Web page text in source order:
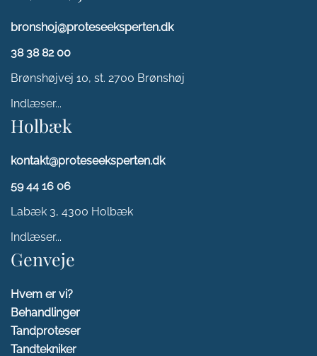
bronshoj@proteseeksperten.dk
38 38 82 00
Brønshøjvej 10, st. 2700 Brønshøj
Indlæser...
Holbæk
kontakt@proteseeksperten.dk
59 44 16 06
Labæk 3, 4300 Holbæk
Indlæser...
Genveje
Hvem er vi?
Behandlinger
Tandproteser
Tandtekniker